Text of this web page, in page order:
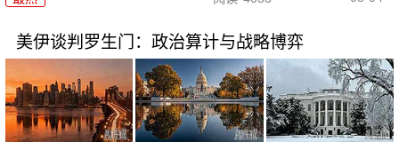
美伊谈判罗生门：政治算计与战略博弈